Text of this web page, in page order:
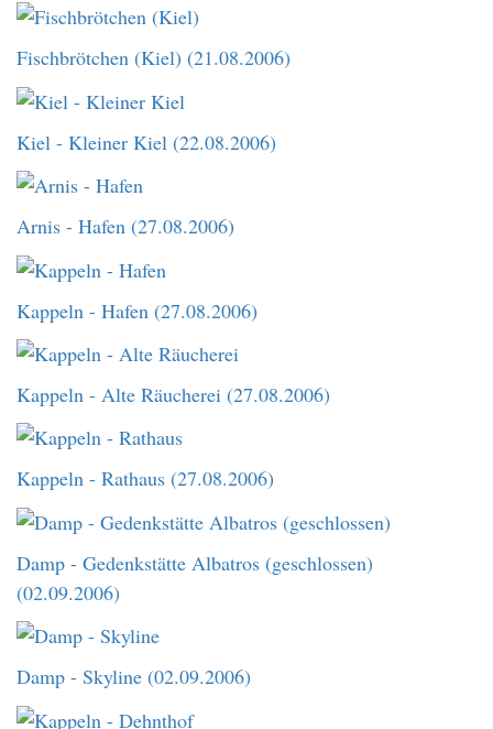
Fischbrötchen (Kiel) (21.08.2006)
Kiel - Kleiner Kiel (22.08.2006)
Arnis - Hafen (27.08.2006)
Kappeln - Hafen (27.08.2006)
Kappeln - Alte Räucherei (27.08.2006)
Kappeln - Rathaus (27.08.2006)
Damp - Gedenkstätte Albatros (geschlossen)
(02.09.2006)
Damp - Skyline (02.09.2006)